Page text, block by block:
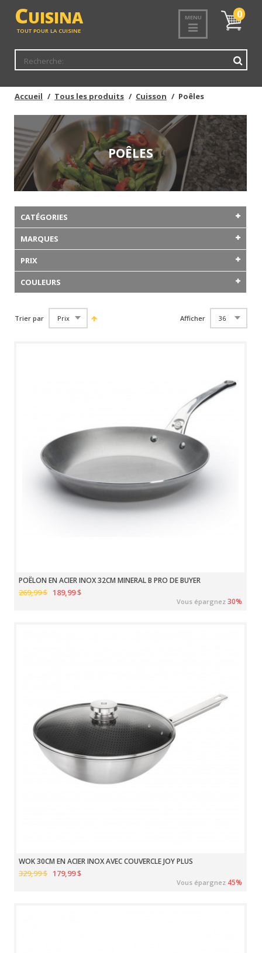
CUISINA
TOUT POUR LA CUISINE
MENU
Mon
panier
0
Accueil Tous les produits Cuisson Poêles
POÊLES
CATÉGORIES
MARQUES
PRIX
COULEURS
Trier par Afficher
POÊLON EN ACIER INOX 32CM MINERAL B PRO DE BUYER
269,99 $ 189,99 $
Vous épargnez30%
WOK 30CM EN ACIER INOX AVEC COUVERCLE JOY PLUS
329,99 $ 179,99 $
Vous épargnez 45%